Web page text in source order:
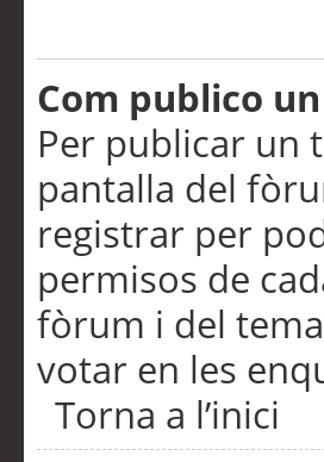
Com publico
Per publicar un
pantalla del
registrar per
permisos de
fòrum i del
votar en les
Torna a l’inici